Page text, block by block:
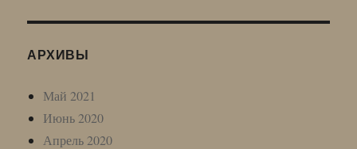
АРХИВЫ
Май 2021
Июнь 2020
Апрель 2020